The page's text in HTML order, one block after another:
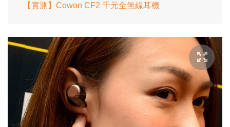
【實測】Cowon CF2 千元全無線耳機